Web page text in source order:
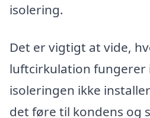
isolering.
Det er vigtigt at vide,
luftcirkulation fungerer
isoleringen ikke
det føre til kondens og